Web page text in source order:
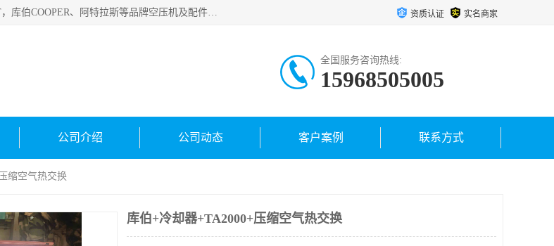
绍兴金戈贸易有限公司主要经营品牌：美国寿力、英格索兰、复盛FS-ELLIOTT，库伯COOPER、阿特拉斯等品牌空压机及配件销售；承接全厂空气压缩机管理、维护保养；节能改造；气体干燥机销售、维护、维修、保养。销售各种品牌空压机空气滤芯、油滤芯、油气分离器；精密过滤器滤芯；除油雾滤芯；抽真空滤芯，消音器，疏水器。劳务承接：全厂空压机维修保养工程，安装工程；移机或汰换工程；节能改造工程等。 资质认证 实名商家
全国服务咨询热线:
15968505005
公司介绍 公司动态 客户案例 联系方式
缩空气热交换
库伯+冷却器+TA2000+压缩空气热交换